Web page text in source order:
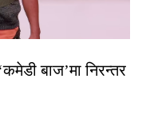
बाज’मा निरन्तर